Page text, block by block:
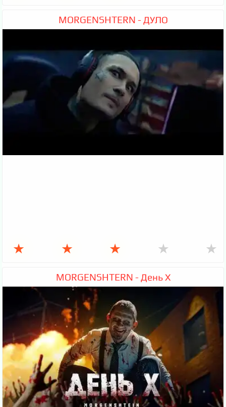
MORGENSHTERN - ДУЛО
★ ★ ★ ★ ★
MORGENSHTERN - День Х